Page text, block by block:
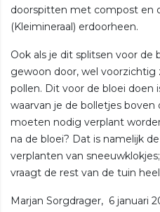
doorspitten met compost en
(Kleimineraal) erdoorheen.
Ook als je dit splitsen voor de
gewoon door, wel
pollen. Dit voor de bloei doen
waarvan je de bolletjes
moeten nodig verplant
na de bloei? Dat is namelijk
verplanten van
vraagt de rest van de tuin
Marjan Sorgdrager, 6 januari